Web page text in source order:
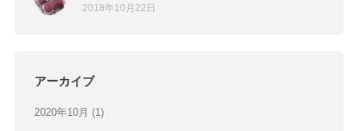
2018年10月22日
アーカイブ
2020年10月 (1)